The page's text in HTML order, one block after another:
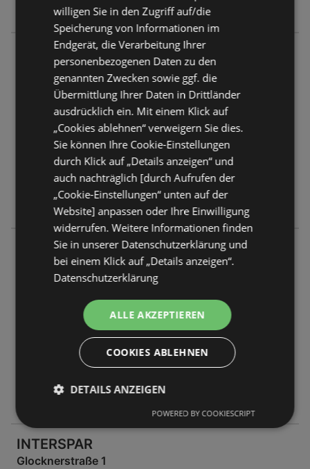
Montag - Samstag 07:40-18:00 Uhr
INTERSPAR
Karl Ganzerstraße 1
6330 Kufstein
ANGEBOTE: 0
FLUGBLÄTTER: 0
ENTFERNUNG: 192,5 km
Geschlossen
Montag - Samstag
07:40 - 18:00 Uhr
INTERSPAR
Leogangerstraße 18
5760 Saalfelden
0
ENTFERNUNG:
244,18 km
INTERSPAR
Glocknerstraße 1
willigen Sie in den Zugriff auf/die
Speicherung von Informationen im
Endgerät, die Verarbeitung Ihrer
personenbezogenen Daten zu den
genannten Zwecken sowie ggf. die
Übermittlung Ihrer Daten in Drittländer
ausdrücklich ein. Mit einem Klick auf
„Cookies ablehnen“ verweigern Sie dies.
Sie können Ihre Cookie-Einstellungen
durch Klick auf „Details anzeigen“ und
auch nachträglich [durch Aufrufen der
„Cookie-Einstellungen“ unten auf der
Website] anpassen oder Ihre Einwilligung
widerrufen. Weitere Informationen finden
Sie in unserer Datenschutzerklärung und
bei einem Klick auf „Details anzeigen“.
Datenschutzerklärung
ALLE AKZEPTIEREN
COOKIES ABLEHNEN
DETAILS ANZEIGEN
POWERED BY COOKIESCRIPT